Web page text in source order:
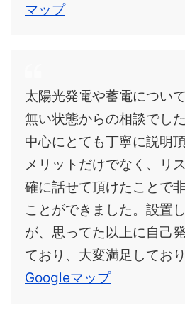
マップ
太陽光発電や蓄電につい
無い状態からの相談でし
中心にとても丁寧に説明
メリットだけでなく、リ
確に話せて頂けたことで
ことができました。設置
が、思ってた以上に自己
ており、大変満足してお
Googleマップ